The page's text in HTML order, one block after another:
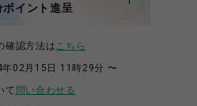
イント進呈
確認方法はこちら
02月15日 11時29分 〜
て 問い合わせる